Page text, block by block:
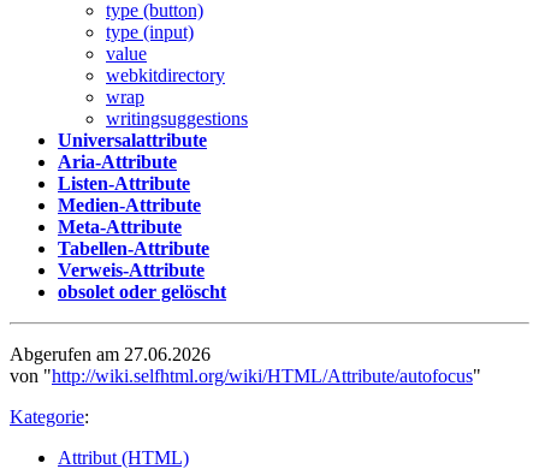
type (button)
type (input)
value
webkitdirectory
wrap
writingsuggestions
Universalattribute
Aria-Attribute
Listen-Attribute
Medien-Attribute
Meta-Attribute
Tabellen-Attribute
Verweis-Attribute
obsolet oder gelöscht
Abgerufen am 27.06.2026
von "http://wiki.selfhtml.org/wiki/HTML/Attribute/autofocus"
Kategorie:
Attribut (HTML)